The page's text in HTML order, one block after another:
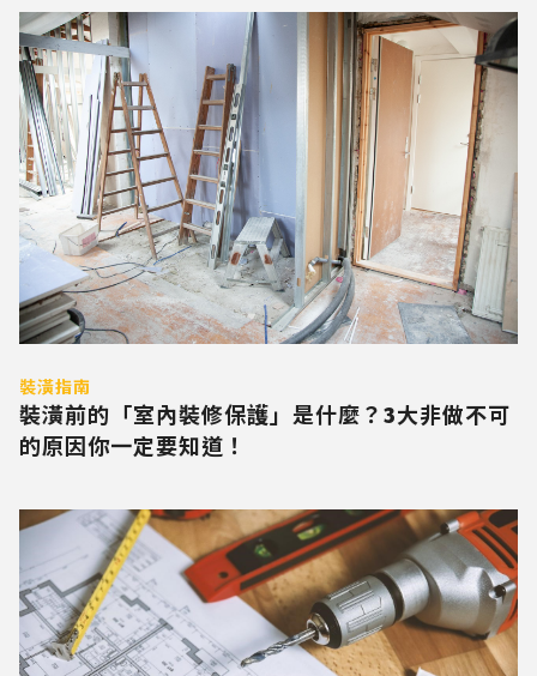
裝潢指南
裝潢前的「室內裝修保護」是什麼？3大非做不可
的原因你一定要知道！